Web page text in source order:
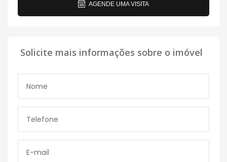
AGENDE UMA VISITA
Solicite mais informações sobre o imóvel